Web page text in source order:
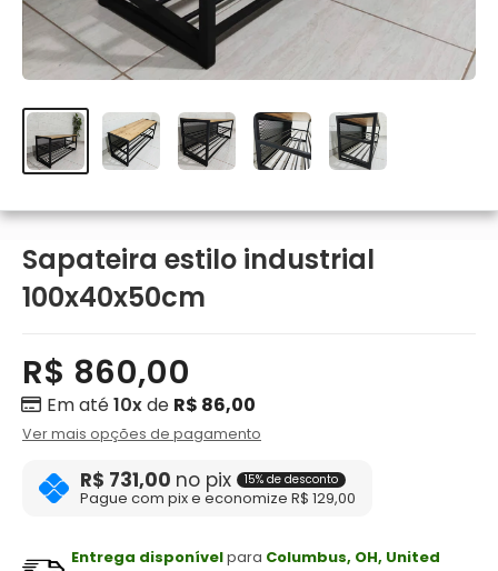
Sapateira estilo industrial
100x40x50cm
R$ 860,00
Em até10xde R$ 86,00
Ver mais opções de pagamento
R$ 731,00 no pix 15% de desconto
Pague com pix e economize R$ 129,00
Entrega disponívelpara Columbus, OH, United